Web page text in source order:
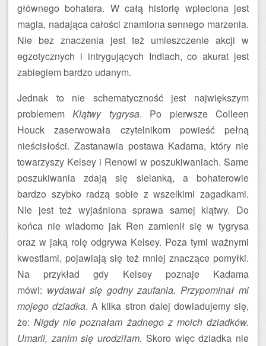
głównego bohatera. W całą historię wpleciona jest
magia, nadająca całości znamiona sennego marzenia.
Nie bez znaczenia jest też umieszczenie akcji w
egzotycznych i intrygujących Indiach, co akurat jest
zabiegiem bardzo udanym.
Jednak to nie schematyczność jest największym
problememKlątwy tygrysa. Po pierwsze Colleen
Houck zaserwowała czytelnikom powieść pełną
nieścisłości. Zastanawia postawa Kadama, który nie
towarzyszy Kelsey i Renowi w poszukiwaniach. Same
poszukiwania zdają się sielanką, a bohaterowie
bardzo szybko radzą sobie z wszelkimi zagadkami.
Nie jest też wyjaśniona sprawa samej klątwy. Do
końca nie wiadomo jak Ren zamienił się w tygrysa
oraz w jaką rolę odgrywa Kelsey. Poza tymi ważnymi
kwestiami, pojawiają się też mniej znaczące pomyłki.
Na przykład gdy Kelsey poznaje Kadama
mówi: wydawał się godny zaufania. Przypominał mi
mojego dziadka. A kilka stron dalej dowiadujemy się,
że:Nigdy nie poznałam żadnego z moich dziadków.
Umarli, zanim się urodziłam. Skoro więc dziadka nie